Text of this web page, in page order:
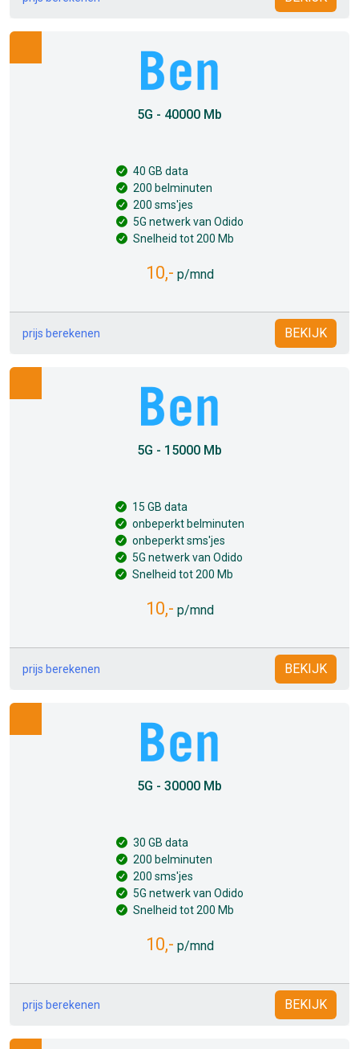
5G - 40000 Mb
40 GB data
200 belminuten
200 sms'jes
5G netwerk van Odido
Snelheid tot 200 Mb
10,- p/mnd
prijs berekenen BEKIJK
5G - 15000 Mb
15 GB data
onbeperkt belminuten
onbeperkt sms'jes
5G netwerk van Odido
Snelheid tot 200 Mb
10,- p/mnd
prijs berekenen BEKIJK
5G - 30000 Mb
30 GB data
200 belminuten
200 sms'jes
5G netwerk van Odido
Snelheid tot 200 Mb
10,- p/mnd
prijs berekenen BEKIJK